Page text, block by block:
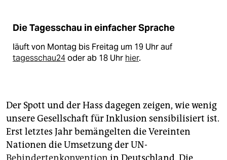
Die Tagesschau in einfacher Sprache
läuft von Montag bis Freitag um 19 Uhr auf
tagesschau24oder ab 18 Uhr hier.
Der Spott und der Hass dagegen zeigen, wie wenig
unsere Gesellschaft für Inklusion sensibilisiert ist.
Erst letztes Jahr bemängelten die Vereinten
Nationen die Umsetzung der UN-